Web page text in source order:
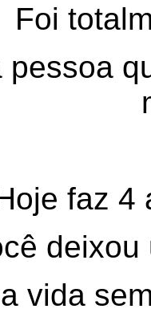
Foi
pessoa
faz 4
deixou
vida